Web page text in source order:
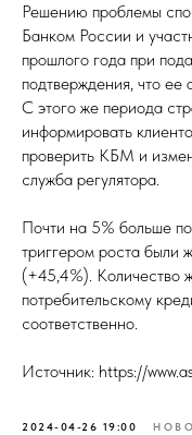
Решению проблемы
Банком России и
прошлого года при
подтверждения, что ее
С этого же периода
информировать
проверить КБМ и
служба регулятора.
Почти на 5% больше
триггером роста были
(+45,4%). Количество
потребительскому
соответственно.
Источник: https://
2024-04-26 19:00